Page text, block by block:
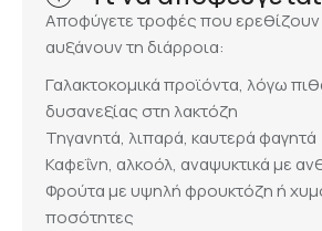
Αποφύγετε τροφές που ερεθίζουν
αυξάνουν τη διάρροια:
Γαλακτοκομικά προϊόντα, λόγω
δυσανεξίας στη λακτόζη
Τηγανητά, λιπαρά, καυτερά φαγητά
Καφεΐνη, αλκοόλ, αναψυκτικά με
Φρούτα με υψηλή φρουκτόζη ή
ποσότητες